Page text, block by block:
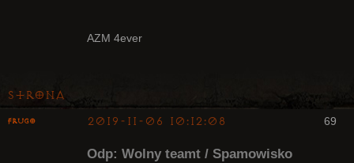
AZM 4ever
Strona
69
Frugo 2019-11-06 10:12:08
Odp: Wolny teamt / Spamowisko